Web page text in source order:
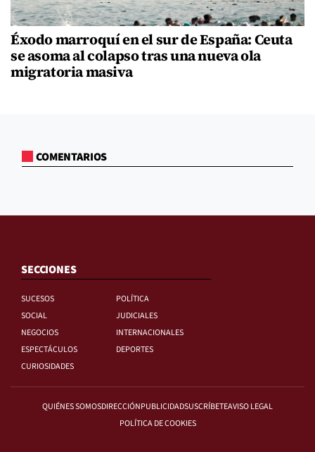
Éxodo marroquí en el sur de España: Ceuta
se asoma al colapso tras una nueva ola
migratoria masiva
COMENTARIOS
SECCIONES
SUCESOS
POLÍTICA
SOCIAL
JUDICIALES
NEGOCIOS
INTERNACIONALES
ESPECTÁCULOS
DEPORTES
CURIOSIDADES
QUIÉNES SOMOSDIRECCIÓNPUBLICIDADSUSCRÍBETEAVISO LEGAL
POLÍTICA DE COOKIES